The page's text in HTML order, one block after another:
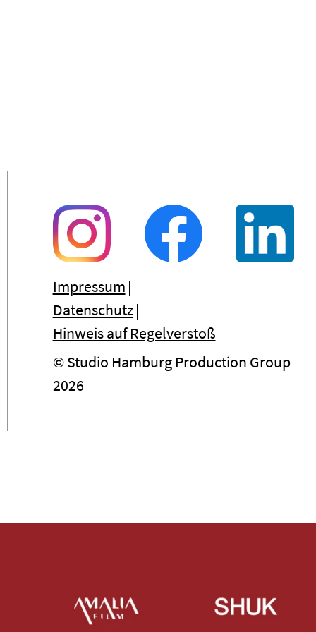
Impressum
Datenschutz
Hinweis auf Regelverstoß
© Studio Hamburg Production Group
2026